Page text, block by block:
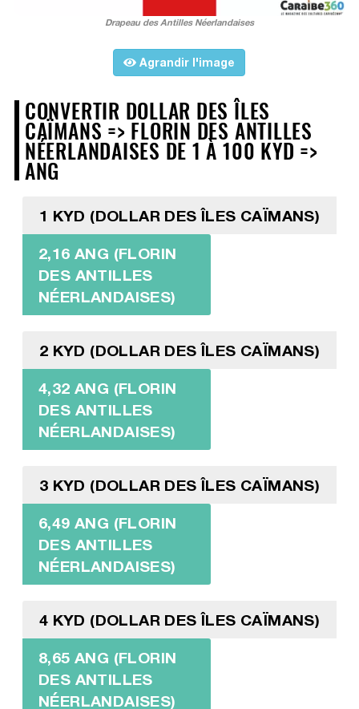
Drapeau des Antilles Néerlandaises
Agrandir l'image
CONVERTIR DOLLAR DES ÎLES
CAÏMANS => FLORIN DES ANTILLES
NÉERLANDAISES DE 1 À 100 KYD =>
ANG
1 KYD (DOLLAR DES ÎLES CAÏMANS)
2,16 ANG (FLORIN
DES ANTILLES
NÉERLANDAISES)
2 KYD (DOLLAR DES ÎLES CAÏMANS)
4,32 ANG (FLORIN
DES ANTILLES
NÉERLANDAISES)
3 KYD (DOLLAR DES ÎLES CAÏMANS)
6,49 ANG (FLORIN
DES ANTILLES
NÉERLANDAISES)
4 KYD (DOLLAR DES ÎLES CAÏMANS)
8,65 ANG (FLORIN
DES ANTILLES
NÉERLANDAISES)